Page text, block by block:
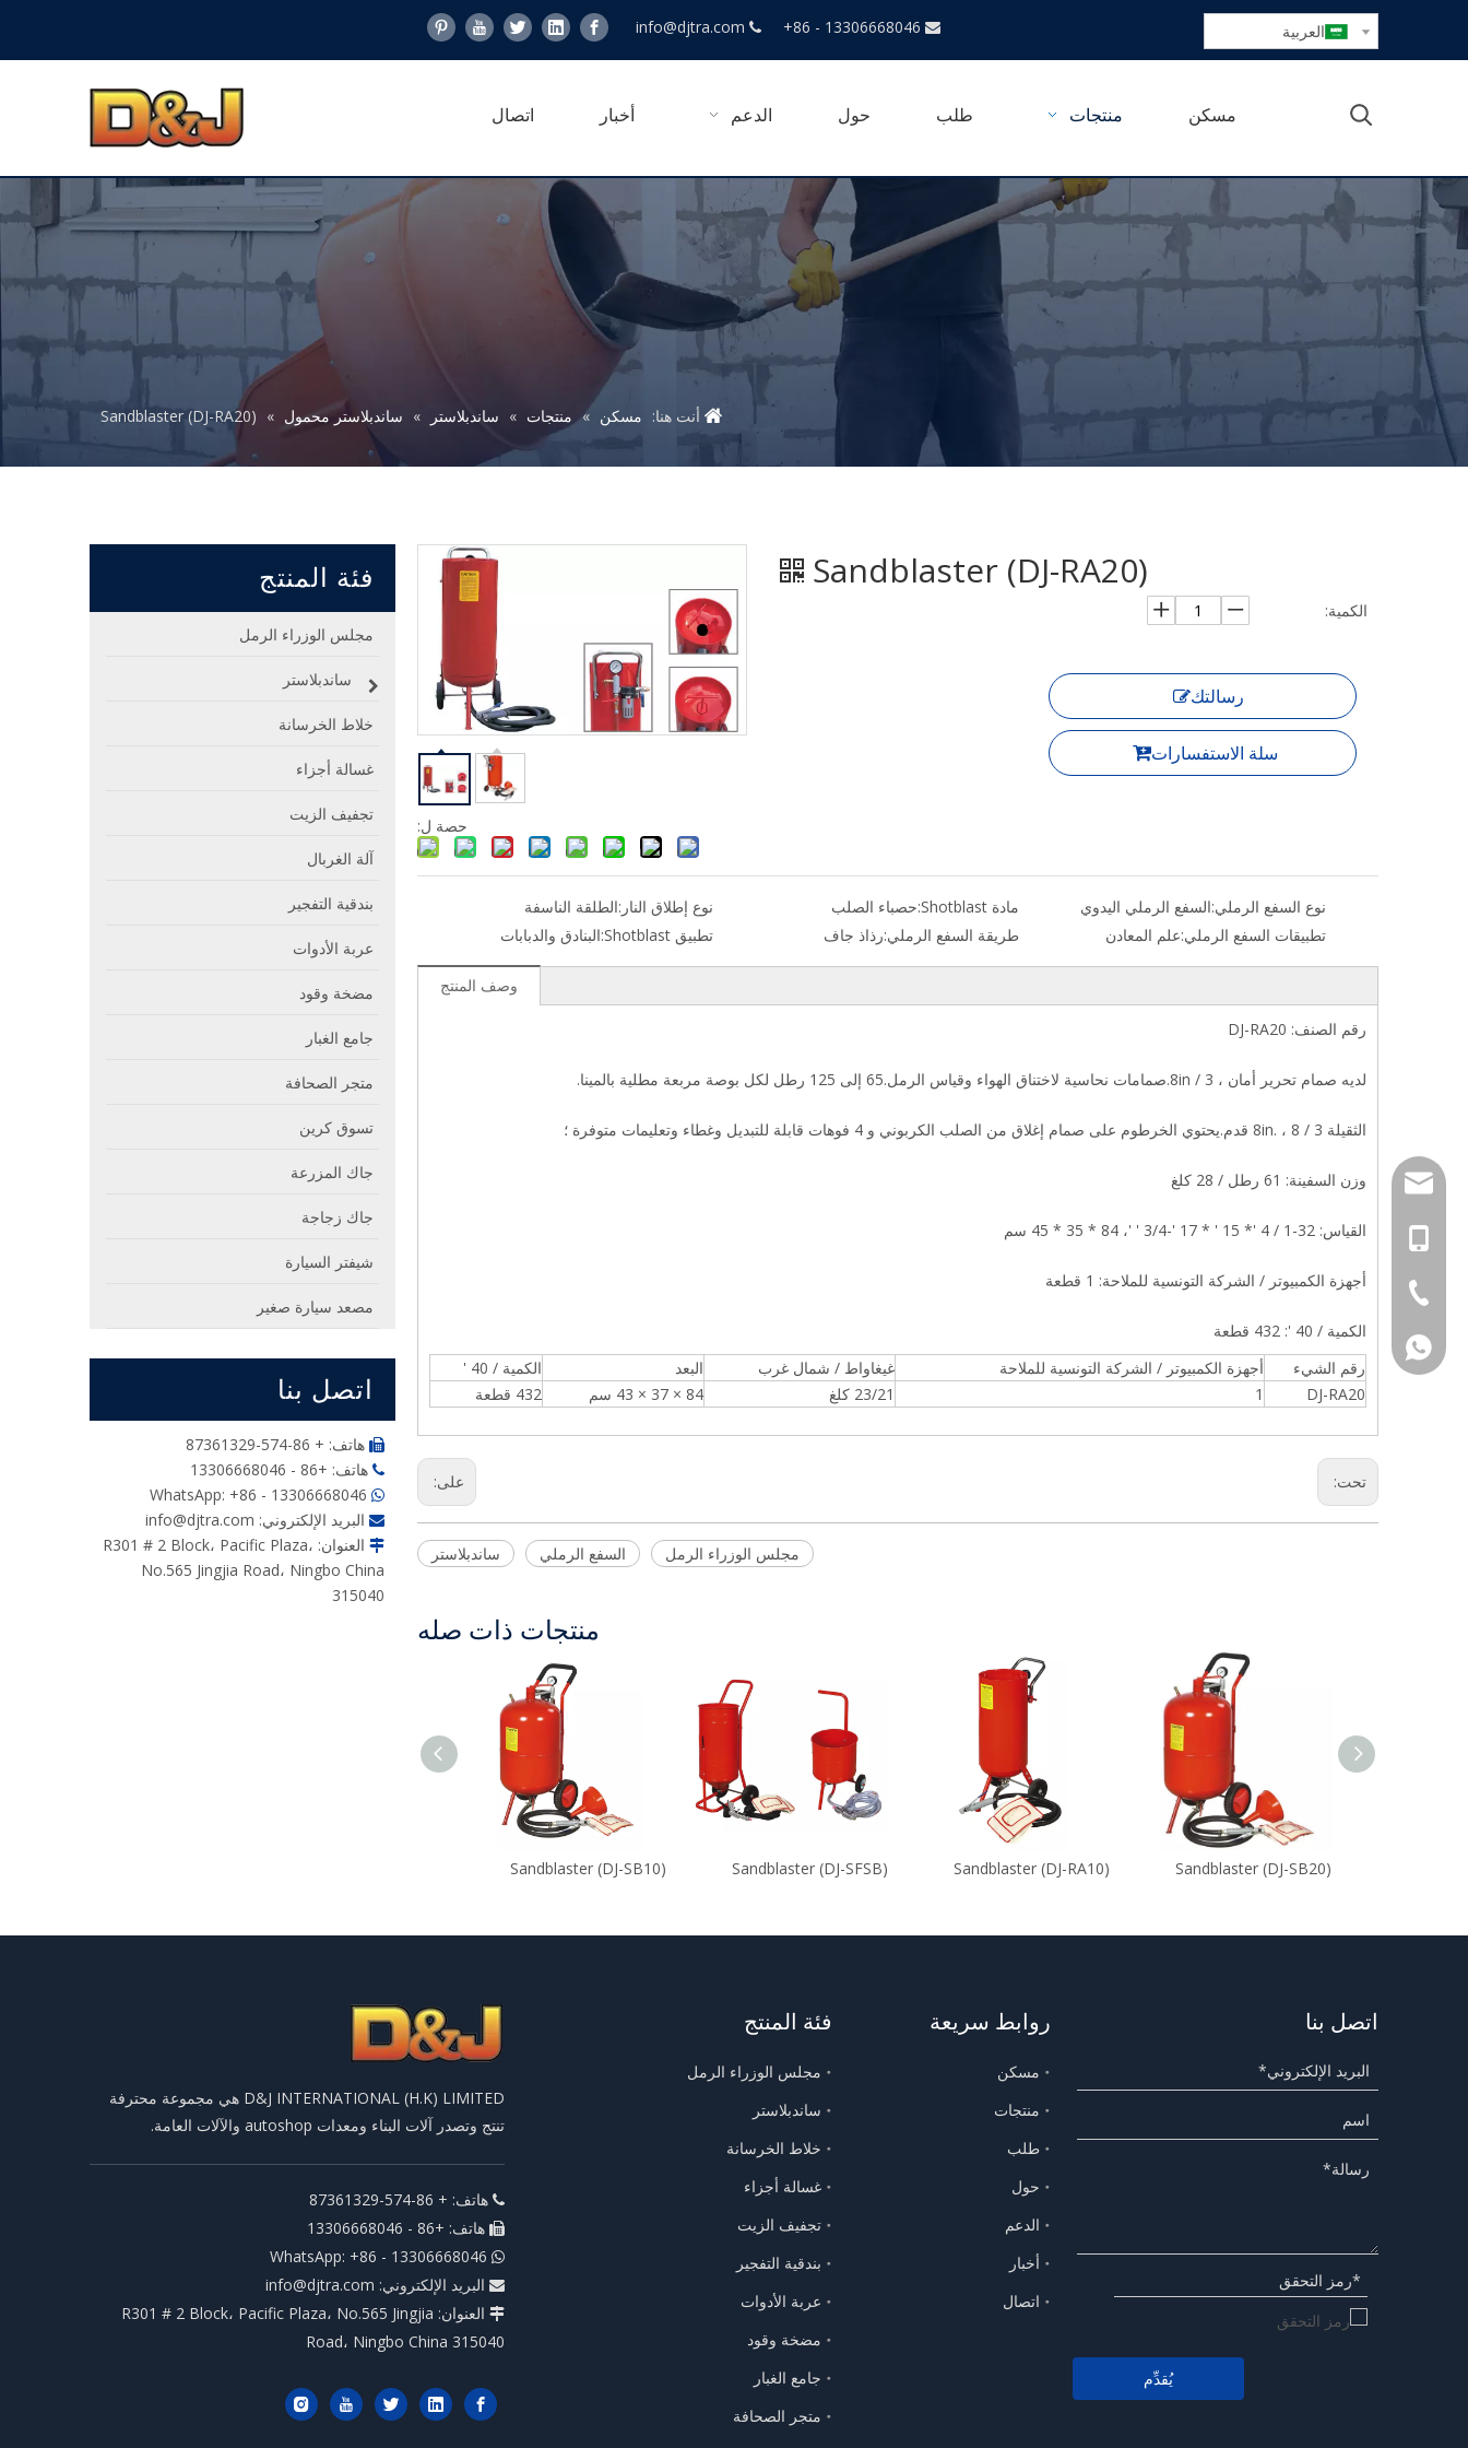

info@djtra.com  +86 - 13306668046 العربية
مسكن منتجات طلب حول الدعم أخبار اتصال
أنت هنا: مسكن » منتجات » ساندبلاستر » ساندبلاستر محمول »
Sandblaster (DJ-RA20)
فئة المنتج
مجلس الوزراء الرمل
ساندبلاستر
خلاط الخرسانة
غسالة أجزاء
تجفيف الزيت
آلة الغربال
بندقية التفجير
عربة الأدوات
مضخة وقود
جامع الغبار
متجر الصحافة
تسوق كرين
جاك المزرعة
جاك زجاجة
شيفتر السيارة
مصعد سيارة صغير
اتصل بنا
 هاتف: + 86-574-87361329
 هاتف: +86 - 13306668046

 البريد الإلكتروني: info@djtra.com

العنوان: R301 # 2 Block، Pacific Plaza،
No.565 Jingjia Road، Ningbo China
315040
حصة ل:
Sandblaster (DJ-RA20)
الكمية:
رسالتك
سلة الاستفسارات
نوع إطلاق النار:الطلقة الناسفة مادة Shotblast: حصباء الصلب نوع السفع الرملي:السفع الرملي اليدوي
تطبيق Shotblast:
البنادق والدبابات طريقة السفع الرملي:رذاذ جاف تطبيقات السفع الرملي:علم المعادن
وصف المنتج
رقم الصنف: DJ-RA20
لديه صمام تحرير أمان ، 3 / 8in.صمامات نحاسية لاختناق الهواء وقياس الرمل.65 إلى 125 رطل لكل بوصة مربعة مطلية بالمينا.
الثقيلة 3 / 8in. ، 8 قدم.يحتوي الخرطوم على صمام إغلاق من الصلب الكربوني و 4 فوهات قابلة للتبديل وغطاء وتعليمات متوفرة ؛
وزن السفينة: 61 رطل / 28 كلغ
القياس: 32-1 / 4 '* 15 ' * 17 '-3/4 ' '، 84 * 35 * 45 سم
أجهزة الكمبيوتر / الشركة التونسية للملاحة: 1 قطعة
الكمية / 40 ': 432 قطعة
رقم الشيء
أجهزة الكمبيوتر / الشركة التونسية للملاحة غيغاواط / شمال غرب البعد
الكمية / 40 '
DJ-RA20
1 23/21 كلغ 84 × 37 × 43 سم 432 قطعة
على: تحت:
ساندبلاستر السفع الرملي مجلس الوزراء الرمل
منتجات ذات صله
Sandblaster (DJ-SB10) Sandblaster (DJ-SFSB) Sandblaster (DJ-RA10) Sandblaster (DJ-SB20)
D&J INTERNATIONAL (H.K) LIMITED هي مجموعة محترفة
تنتج وتصدر آلات البناء ومعدات autoshop والآلات العامة.
 هاتف: + 86-574-87361329
 هاتف: +86 - 13306668046

 البريد الإلكتروني: info@djtra.com

العنوان: R301 # 2 Block، Pacific Plaza، No.565 Jingjia
Road، Ningbo China 315040
فئة المنتج
مجلس الوزراء الرمل
ساندبلاستر
خلاط الخرسانة
غسالة أجزاء
تجفيف الزيت
بندقية التفجير
عربة الأدوات
مضخة وقود
جامع الغبار
متجر الصحافة
روابط سريعة
مسكن
منتجات
طلب
حول
الدعم
أخبار
اتصال
info@djtra.com
+86 -
+ 86-574-
+86 -
اتصل بنا
يُقدِّم